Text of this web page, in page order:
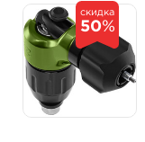
скидка
50%